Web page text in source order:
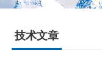
技术文章